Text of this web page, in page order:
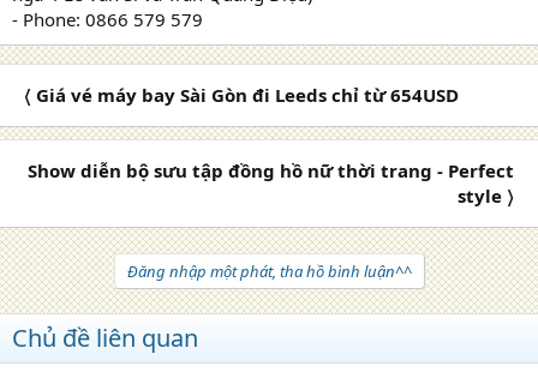
- Phone: 0866 579 579
〈 Giá vé máy bay Sài Gòn đi Leeds chỉ từ 654USD
Show diễn bộ sưu tập đồng hồ nữ thời trang - Perfect
style 〉
Đăng nhập một phát, tha hồ bình luận^^
Chủ đề liên quan